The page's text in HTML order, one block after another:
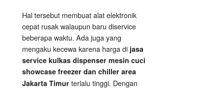
Hal tersebut membuat alat elektronik
cepat rusak walaupun baru diservice
beberapa waktu. Ada juga yang
mengaku kecewa karena harga di jasa
service kulkas dispenser mesin cuci
showcase freezer dan chiller area
Jakarta Timur terlalu tinggi. Dengan